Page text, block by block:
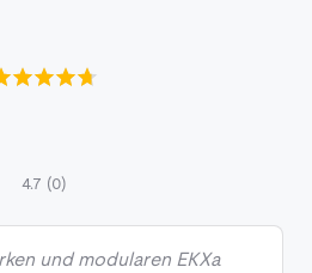
4.7 (0)
und modularen EKXa